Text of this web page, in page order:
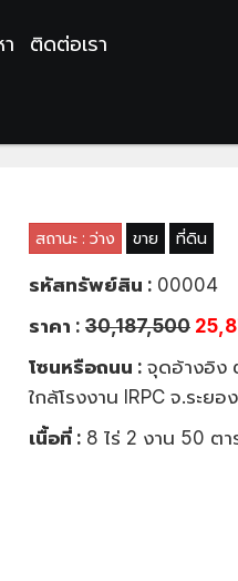
ติดต่อเรา
การจัดสรร 8-2-50
สถานะ : ว่าง ขาย ที่ดิน
รหัสทรัพย์สิน : 00004
ราคา : 30,187,500
โซนหรือถนน : จุดอ้างอิง
ใกล้โรงงาน IRPC จ.ระยอง
เนื้อที่ : 8 ไร่ 2 งาน 50 ตา